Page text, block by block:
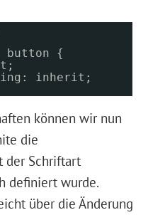
{
inherit;
können wir nun
die
der Schriftart
definiert wurde.
über die Änderung